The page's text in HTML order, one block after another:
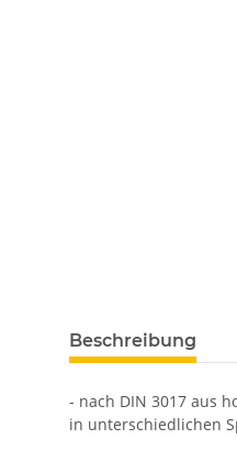
Beschreibung
- nach DIN 3017 aus
in unterschiedlichen